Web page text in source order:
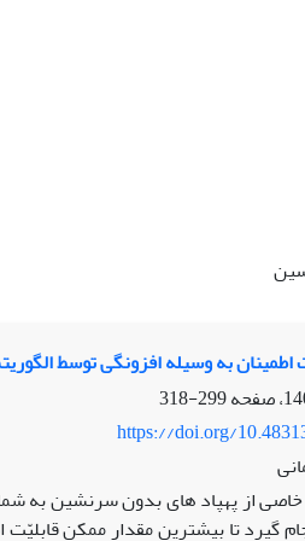
به وسیله افزونگی توسط
299-318
https://doi.org/
خاصی از پهپاد های بدون سرنشین به
گیرد تا بیشترین مقدار ممکن